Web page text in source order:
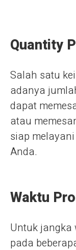
Quantity
Salah satu
adanya
dapat
atau
siap
Anda.
Waktu
Untuk jangka
pada